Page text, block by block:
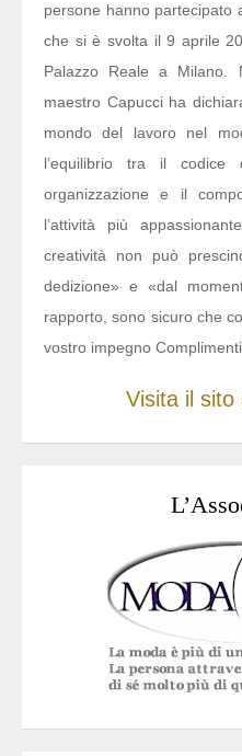
persone hanno partecipato
che si è svolta il 9 aprile
Palazzo Reale a Milano.
maestro Capucci ha
mondo del lavoro nel
l’equilibrio tra il codice
organizzazione e il
l’attività più
creatività non può
dedizione» e «dal
rapporto, sono sicuro che
vostro impegno Complimenti
Visita il sito